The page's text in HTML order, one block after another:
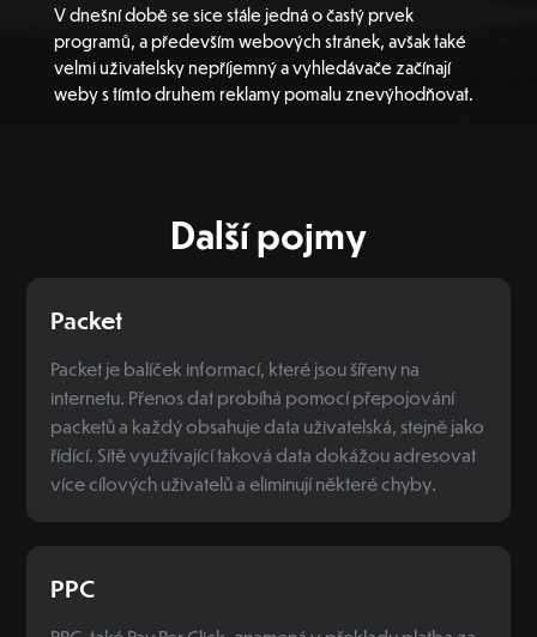
V dnešní době se sice stále jedná o častý prvek
programů, a především webových stránek, avšak také
velmi uživatelsky nepříjemný a vyhledávače začínají
weby s tímto druhem reklamy pomalu znevýhodňovat.
Další pojmy
Packet
Packet je balíček informací, které jsou šířeny na
internetu. Přenos dat probíhá pomocí přepojování
packetů a každý obsahuje data uživatelská, stejně jako
řídící. Sítě využívající taková data dokážou adresovat
více cílových uživatelů a eliminují některé chyby.
PPC